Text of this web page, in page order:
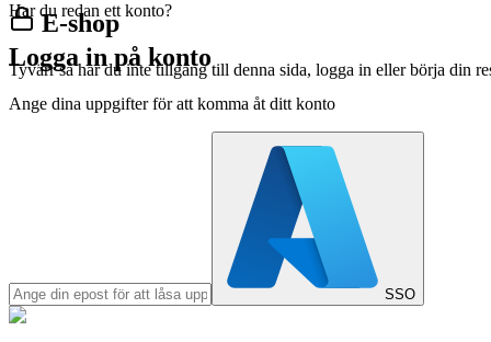
E-shop
Tyvärr så har du inte tillgång till denna sida, logga in eller börja din
Har du redan ett konto?
Logga in på konto
Ange dina uppgifter för att komma åt ditt konto
SSO